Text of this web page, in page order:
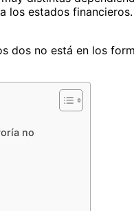
los estados
dos no está en los
no